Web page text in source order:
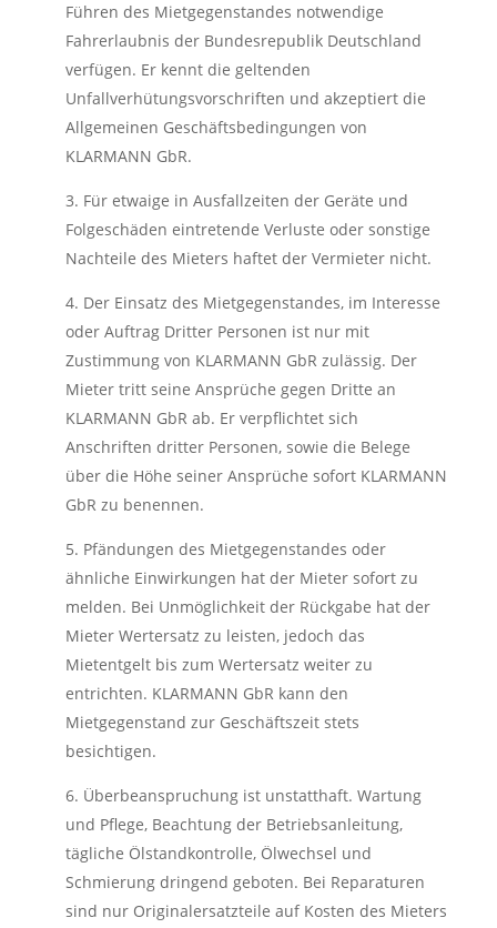
Führen des Mietgegenstandes notwendige
Fahrerlaubnis der Bundesrepublik Deutschland
verfügen. Er kennt die geltenden
Unfallverhütungsvorschriften und akzeptiert die
Allgemeinen Geschäftsbedingungen von
KLARMANN GbR.
3. Für etwaige in Ausfallzeiten der Geräte und
Folgeschäden eintretende Verluste oder sonstige
Nachteile des Mieters haftet der Vermieter nicht.
4. Der Einsatz des Mietgegenstandes, im Interesse
oder Auftrag Dritter Personen ist nur mit
Zustimmung von KLARMANN GbR zulässig. Der
Mieter tritt seine Ansprüche gegen Dritte an
KLARMANN GbR ab. Er verpflichtet sich
Anschriften dritter Personen, sowie die Belege
über die Höhe seiner Ansprüche sofort KLARMANN
GbR zu benennen.
5. Pfändungen des Mietgegenstandes oder
ähnliche Einwirkungen hat der Mieter sofort zu
melden. Bei Unmöglichkeit der Rückgabe hat der
Mieter Wertersatz zu leisten, jedoch das
Mietentgelt bis zum Wertersatz weiter zu
entrichten. KLARMANN GbR kann den
Mietgegenstand zur Geschäftszeit stets
besichtigen.
6. Überbeanspruchung ist unstatthaft. Wartung
und Pflege, Beachtung der Betriebsanleitung,
tägliche Ölstandkontrolle, Ölwechsel und
Schmierung dringend geboten. Bei Reparaturen
sind nur Originalersatzteile auf Kosten des Mieters